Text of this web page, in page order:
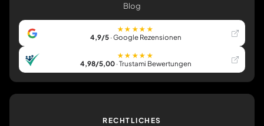
Blog
★★★★★
4,9/5· Google Rezensionen
★★★★★
4,98/5,00· Trustami Bewertungen
RECHTLICHES